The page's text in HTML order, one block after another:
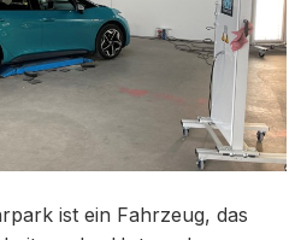
ist ein Fahrzeug, das